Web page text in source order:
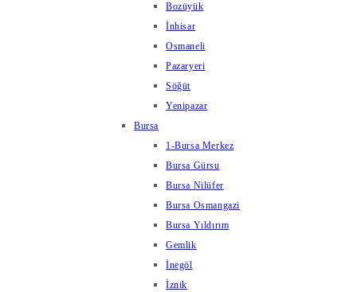
Bozüyük
İnhisar
Osmaneli
Pazaryeri
Söğüt
Yenipazar
Bursa
1-Bursa Merkez
Bursa Gürsu
Bursa Nilüfer
Bursa Osmangazi
Bursa Yıldırım
Gemlik
İnegöl
İznik